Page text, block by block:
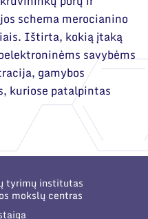
schema merocianino
Ištirta, kokią įtaką
savybėms
gamybos
kuriose patalpintas
tyrimų institutas
mokslų centras